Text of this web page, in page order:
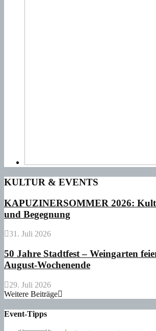
KULTUR & EVENTS
KAPUZINERSOMMER 2026:
und Begegnung
31. Juli 2026
50 Jahre Stadtfest – Weingarten
August-Wochenende
29. Juli 2026
Weitere Beiträge
Event-Tipps